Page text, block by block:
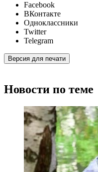
Facebook
ВКонтакте
Одноклассники
Twitter
Telegram
Версия для печати
Новости по теме